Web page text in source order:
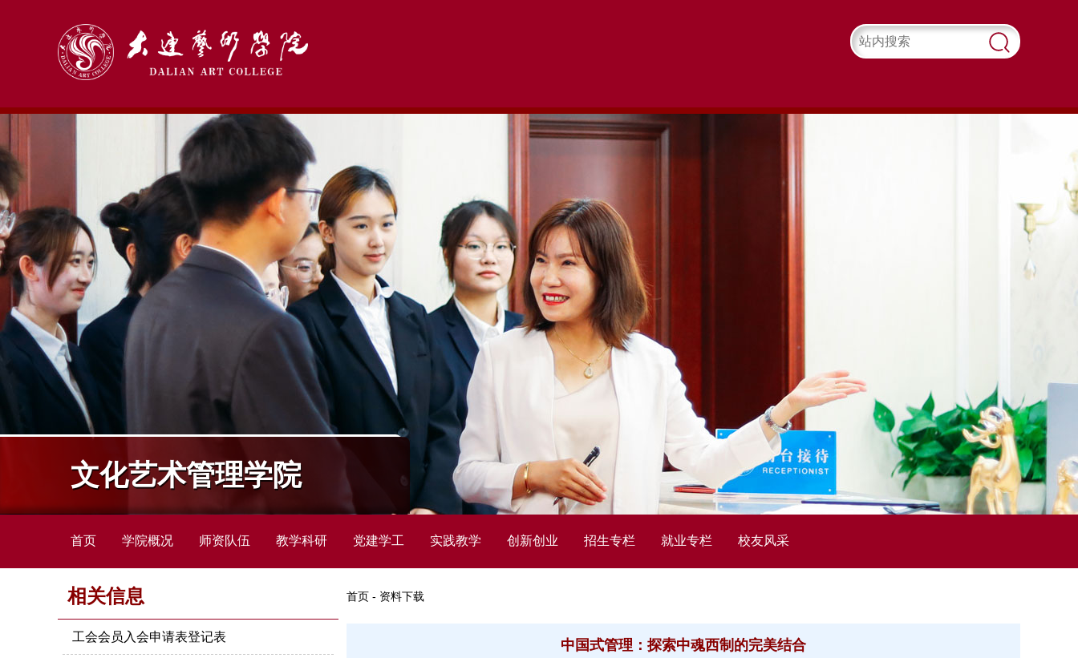
文化艺术管理学院
首页 学院概况 师资队伍 教学科研 党建学工 实践教学 创新创业 招生专栏 就业专栏 校友风采
首页 - 资料下载
中国式管理：探索中魂西制的完美结合
相关信息
工会会员入会申请表登记表